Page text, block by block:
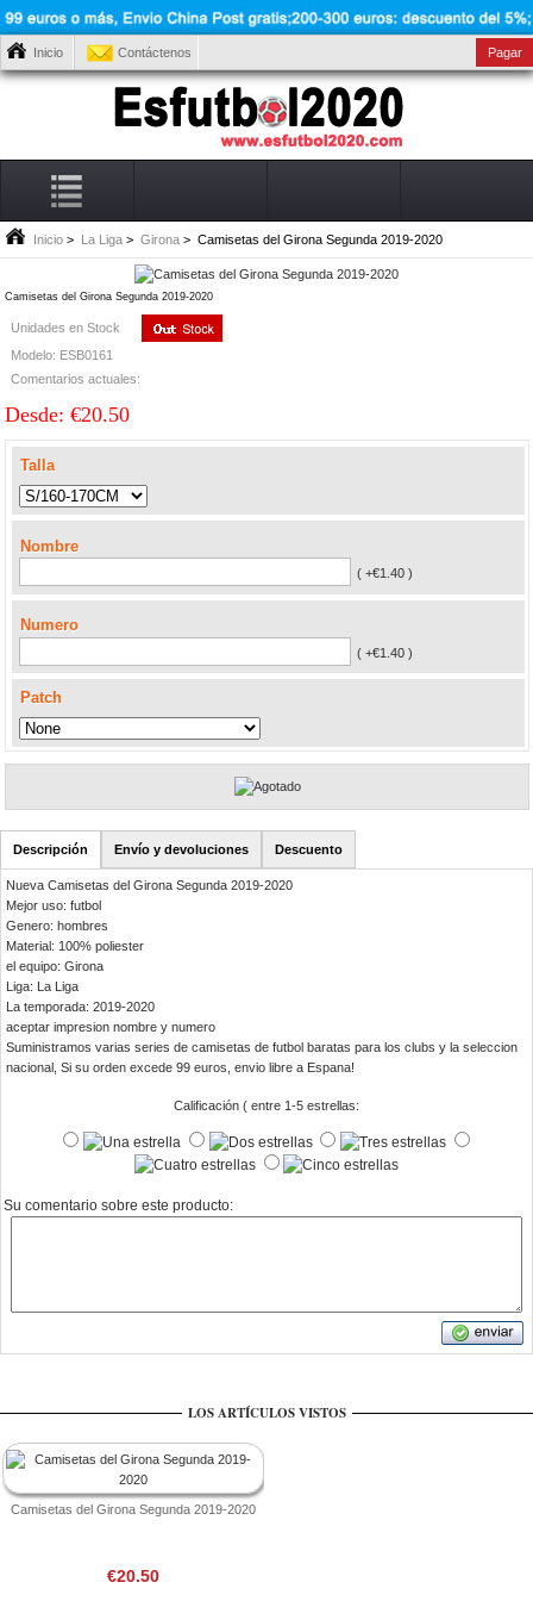
Inicio Contáctenos Pagar
Inicio > La Liga > Girona > Camisetas del Girona Segunda 2019-2020
Camisetas del Girona Segunda 2019-2020
Unidades en Stock
Modelo: ESB0161
Comentarios actuales:
Desde: €20.50
Talla
Nombre
( +€1.40 )
Numero
( +€1.40 )
Patch
Descripción Envío y devoluciones Descuento
Nueva Camisetas del Girona Segunda 2019-2020
Mejor uso: futbol
Genero: hombres
Material: 100% poliester
el equipo: Girona
Liga: La Liga
La temporada: 2019-2020
aceptar impresion nombre y numero
Suministramos varias series de camisetas de futbol baratas para los clubs y la seleccion
nacional, Si su orden excede 99 euros, envio libre a Espana!
Calificación ( entre 1-5 estrellas:
Su comentario sobre este producto:
LOS ARTÍCULOS VISTOS
Camisetas del Girona Segunda 2019-2020
€20.50